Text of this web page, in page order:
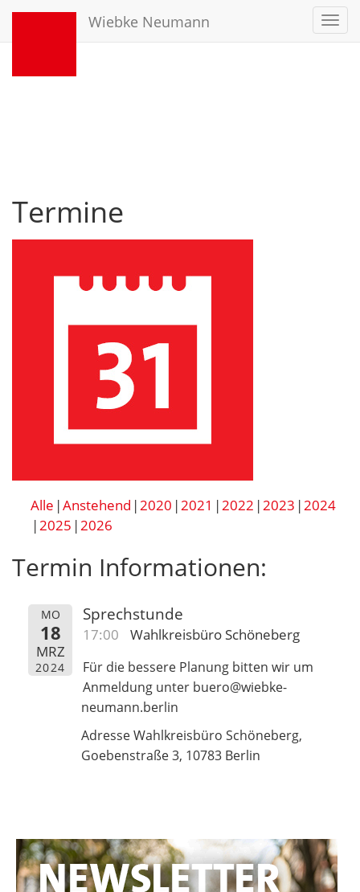
Wiebke Neumann
Termine
Alle Anstehend 2020 2021 2022 2023 2024
2025 2026
Termin Informationen:
MO
18
MRZ
2024
Sprechstunde
17:00 Wahlkreisbüro Schöneberg
Für die bessere Planung bitten wir um
Anmeldung unter buero@wiebke-
neumann.berlin
Adresse Wahlkreisbüro Schöneberg,
Goebenstraße 3, 10783 Berlin